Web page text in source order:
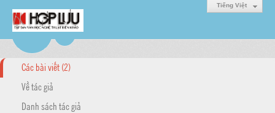
Tiếng Việt
Các bài viết (2)
Về tác giả
Danh sách tác giả